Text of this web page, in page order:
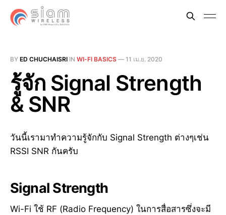
BY ED CHUCHAISRI IN WI-FI BASICS — 11 เม.ย. 2020
รู้จัก Signal Strength
& SNR
วันนี้เรามาทำความรู้จักกับ Signal Strength ต่างๆเช่น
RSSI SNR กันครับ
Signal Strength
Wi-Fi ใช้ RF (Radio Frequency) ในการสื่อสารซึ่งจะมี